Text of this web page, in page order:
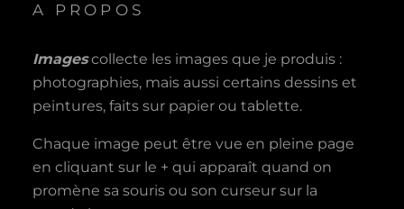
A PROPOS
Imagescollecte les images que je produis :
photographies, mais aussi certains dessins et
peintures, faits sur papier ou tablette.
Chaque image peut être vue en pleine page
en cliquant sur le + qui apparaît quand on
promène sa souris ou son curseur sur la